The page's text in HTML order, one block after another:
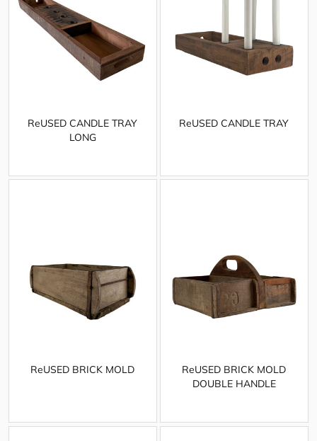
ReUSED CANDLE TRAY
LONG
ReUSED CANDLE TRAY
ReUSED BRICK MOLD
ReUSED BRICK MOLD
DOUBLE HANDLE